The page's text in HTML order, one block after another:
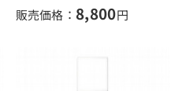
販売価格： 8,800円